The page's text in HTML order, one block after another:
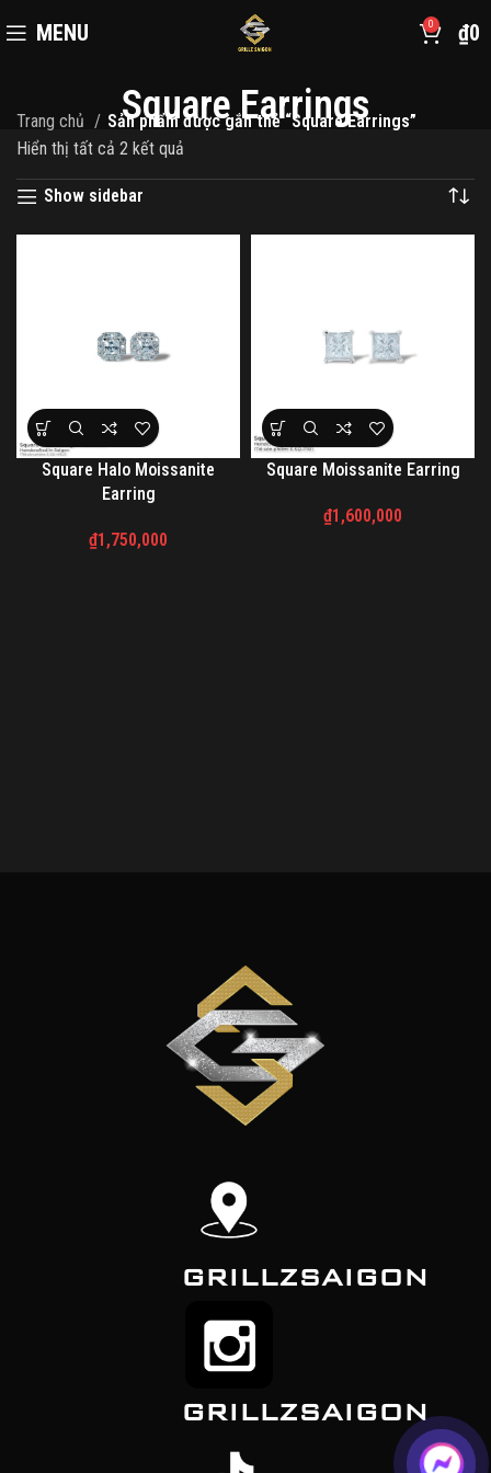
MENU 0 ₫0
Square Earrings
Trang chủ
Sản phẩm được gắn thẻ “Square Earrings”
Hiển thị tất cả 2 kết quả
Show sidebar
Square Halo Moissanite
Earring
₫1,750,000
Square Moissanite Earring
₫1,600,000
GRILLZSAIGON
GRILLZSAIGON